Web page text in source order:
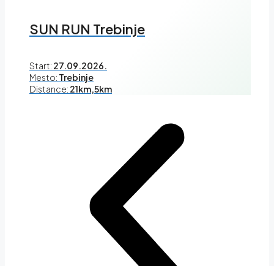
SUN RUN Trebinje
Start: 27.09.2026.
Mesto: Trebinje
Distance: 21km,5km